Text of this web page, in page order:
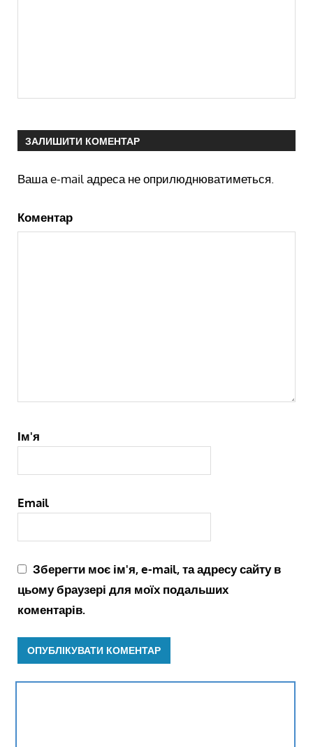
ЗАЛИШИТИ КОМЕНТАР
Ваша e-mail адреса не оприлюднюватиметься.
Коментар
Ім'я
Email
Зберегти моє ім'я, e-mail, та адресу сайту в
цьому браузері для моїх подальших
коментарів.